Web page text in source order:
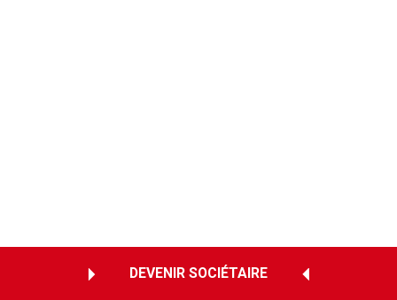
DEVENIR SOCIÉTAIRE